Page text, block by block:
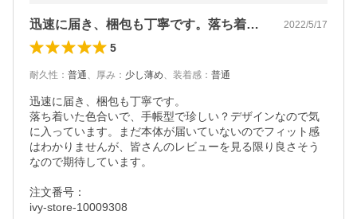
迅速に届き、梱包も丁寧です。落ち着いた… 2022/5/17
5
耐久性 ： 普通、 厚み ： 少し薄め、 装着感 ： 普通
迅速に届き、梱包も丁寧です。
落ち着いた色合いで、手帳型で珍しい？デザインなので気
に入っています。まだ本体が届いていないのでフィット感
はわかりませんが、皆さんのレビューを見る限り良さそう
なので期待しています。
注文番号：
ivy-store-10009308